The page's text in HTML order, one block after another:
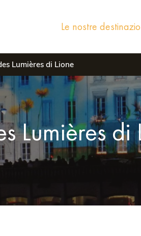
Le nostre
Lumières di Lione
Lumières di